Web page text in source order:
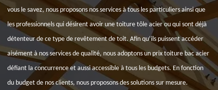
vous le savez, nous proposons nos services à tous les particuliers ainsi que
les professionnels qui désirent avoir une toiture tôle acier ou qui sont déjà
détenteur de ce type de revêtement de toit. Afin qu’ils puissent accéder
aisément à nos services de qualité, nous adoptons un prix toiture bac acier
défiant la concurrence et aussi accessible à tous les budgets. En fonction
du budget de nos clients, nous proposons des solutions sur mesure.